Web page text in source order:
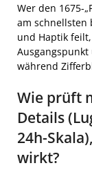
Wer den 1675-
am schnellsten
und Haptik
während
Wie prüft
Details
24h-
wirkt?